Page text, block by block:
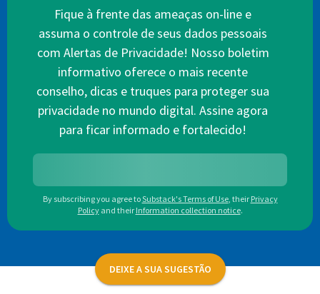
Fique à frente das ameaças on-line e
assuma o controle de seus dados pessoais
com Alertas de Privacidade! Nosso boletim
informativo oferece o mais recente
conselho, dicas e truques para proteger sua
privacidade no mundo digital. Assine agora
para ficar informado e fortalecido!
By subscribing you agree toSubstack's Terms of Use, their Privacy
Policy and their Information collection notice.
DEIXE A SUA SUGESTÃO